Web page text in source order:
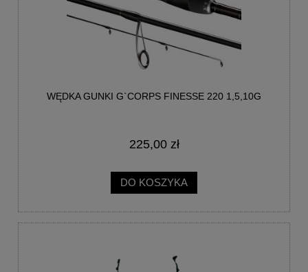
WĘDKA GUNKI G`CORPS FINESSE 220 1,5,10G
225,00 zł
DO KOSZYKA